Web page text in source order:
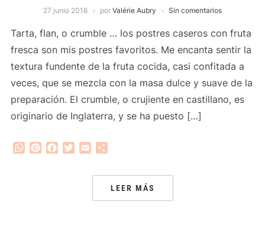
27 junio 2016 por Valérie Aubry Sin comentarios
Tarta, flan, o crumble … los postres caseros con fruta
fresca son mis postres favoritos. Me encanta sentir la
textura fundente de la fruta cocida, casi confitada a
veces, que se mezcla con la masa dulce y suave de la
preparación. El crumble, o crujiente en castillano, es
originario de Inglaterra, y se ha puesto […]
WhatsApp
PinterestFacebook
Twitter
Email
LEER MÁS